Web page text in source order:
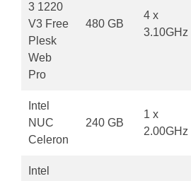
3 1220
V3 Free
Plesk
Web
Pro
480 GB
4 x
3.10GHz
Intel
NUC
Celeron
240 GB
1 x
2.00GHz
Intel